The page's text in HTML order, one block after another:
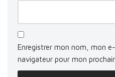
Enregistrer mon nom, mon
navigateur pour mon